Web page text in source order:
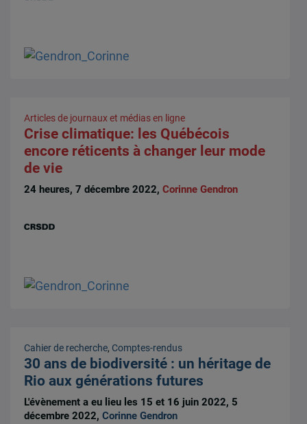
Articles de journaux et médias en ligne
Crise climatique: les Québécois
encore réticents à changer leur mode
de vie
24 heures, 7 décembre 2022,Corinne Gendron
Cahier de recherche, Comptes-rendus
30 ans de biodiversité : un héritage de
Rio aux générations futures
L'évènement a eu lieu les 15 et 16 juin 2022, 5
décembre 2022,Corinne Gendron